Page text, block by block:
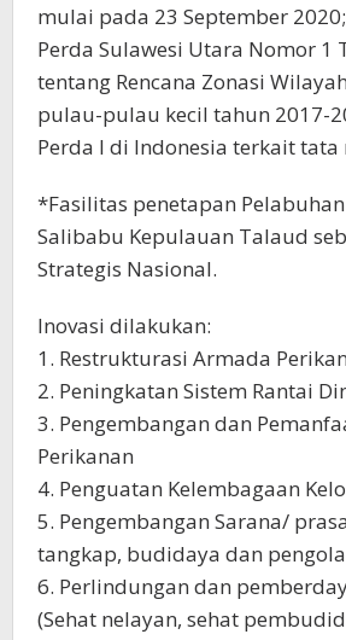
mulai pada 23 September
Perda Sulawesi Utara Nomor 1
tentang Rencana Zonasi
pulau-pulau kecil tahun 2017-
Perda I di Indonesia terkait
*Fasilitas penetapan
Salibabu Kepulauan Talaud
Strategis Nasional.
Inovasi dilakukan:
1. Restrukturasi Armada
2. Peningkatan Sistem Rantai
3. Pengembangan dan
Perikanan
4. Penguatan Kelembagaan
5. Pengembangan Sarana/
tangkap, budidaya dan
6. Perlindungan dan
(Sehat nelayan, sehat